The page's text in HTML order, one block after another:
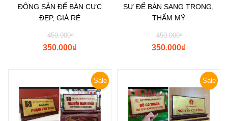
ĐỘNG SẢN ĐỂ BÀN CỰC
ĐẸP, GIÁ RẺ
₫
450.000
₫
350.000
SƯ ĐỂ BÀN SANG TRỌNG,
THẨM MỸ
₫
450.000
₫
350.000
Sale Sale